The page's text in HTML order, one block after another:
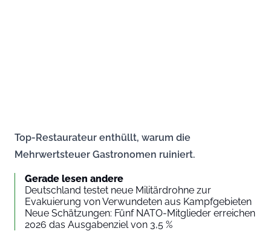
Top-Restaurateur enthüllt, warum die
Mehrwertsteuer Gastronomen ruiniert.
Gerade lesen andere
Deutschland testet neue Militärdrohne zur
Evakuierung von Verwundeten aus Kampfgebieten
Neue Schätzungen: Fünf NATO-Mitglieder erreichen
2026 das Ausgabenziel von 3,5 %